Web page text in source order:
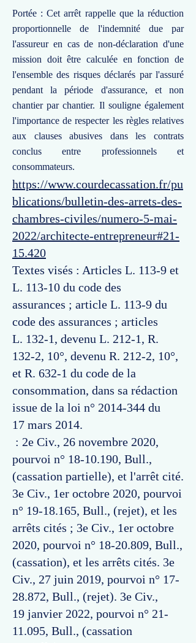
Portée : Cet arrêt rappelle que la réduction
proportionnelle de l'indemnité due par
l'assureur en cas de non-déclaration d'une
mission doit être calculée en fonction de
l'ensemble des risques déclarés par l'assuré
pendant la période d'assurance, et non
chantier par chantier. Il souligne également
l'importance de respecter les règles relatives
aux clauses abusives dans les contrats
conclus entre professionnels et
consommateurs.
https://www.courdecassation.fr/pu
blications/bulletin-des-arrets-des-
chambres-civiles/numero-5-mai-
2022/architecte-entrepreneur#21-
15.420
Textes visés : Articles L. 113-9 et
L. 113-10 du code des
assurances ; article L. 113-9 du
code des assurances ; articles
L. 132-1, devenu L. 212-1, R.
132-2, 10°, devenu R. 212-2, 10°,
et R. 632-1 du code de la
consommation, dans sa rédaction
issue de la loi n° 2014-344 du
17 mars 2014.
: 2e Civ., 26 novembre 2020,
pourvoi n° 18-10.190, Bull.,
(cassation partielle), et l'arrêt cité.
3e Civ., 1er octobre 2020, pourvoi
n° 19-18.165, Bull., (rejet), et les
arrêts cités ; 3e Civ., 1er octobre
2020, pourvoi n° 18-20.809, Bull.,
(cassation), et les arrêts cités. 3e
Civ., 27 juin 2019, pourvoi n° 17-
28.872, Bull., (rejet). 3e Civ.,
19 janvier 2022, pourvoi n° 21-
11.095, Bull., (cassation